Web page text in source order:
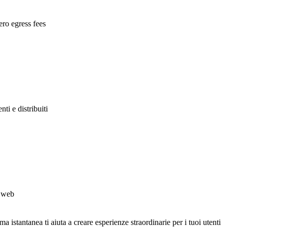
egress fees
e distribuiti
istantanea ti aiuta a creare esperienze straordinarie per i tuoi utenti